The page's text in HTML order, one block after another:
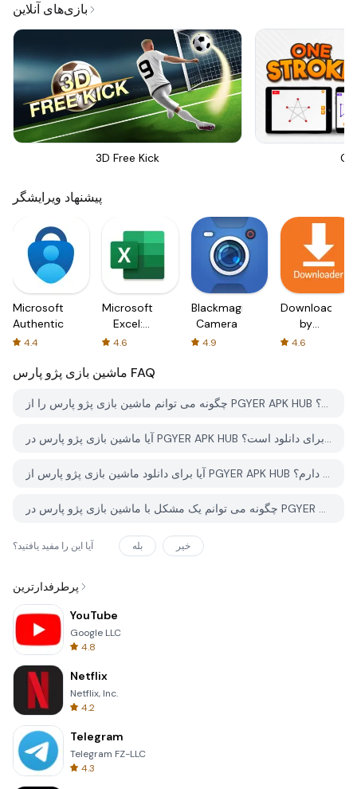
بازی‌های آنلاین
3D Free Kick
پیشنهاد ویرایشگر
Microsoft
Authenticator
4.4
Microsoft
Excel:
Spreadsheets
4.6
Blackmagic
Camera
4.9
Downloader
by
AFTVnews
4.6
ماشین بازی پژو پارس FAQ
چگونه می توانم ماشین بازی پژو پارس را از PGYER APK HUB دانلود کنم؟
آیا ماشین بازی پژو پارس در PGYER APK HUB رایگان برای دانلود است؟
آیا برای دانلود ماشین بازی پژو پارس از PGYER APK HUB نیاز به حساب کاربری دارم؟
چگونه می توانم یک مشکل با ماشین بازی پژو پارس در PGYER APK HUB گزارش دهم؟
آیا این را مفید یافتید؟ بله خیر
پرطرفدارترین
YouTube
Google LLC
4.8
Netflix
Netflix, Inc.
4.2
Telegram
Telegram FZ-LLC
4.3